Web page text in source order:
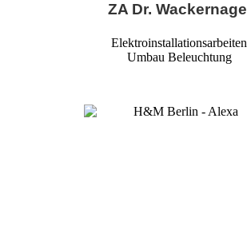
ZA Dr. Wackernagel
Elektroinstallationsarbeiten
Umbau Beleuchtung